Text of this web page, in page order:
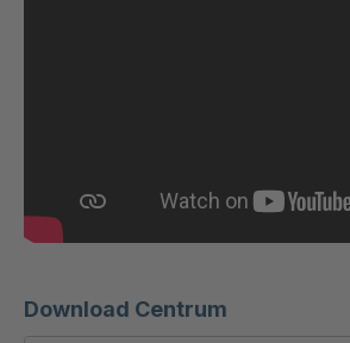
Download Centrum